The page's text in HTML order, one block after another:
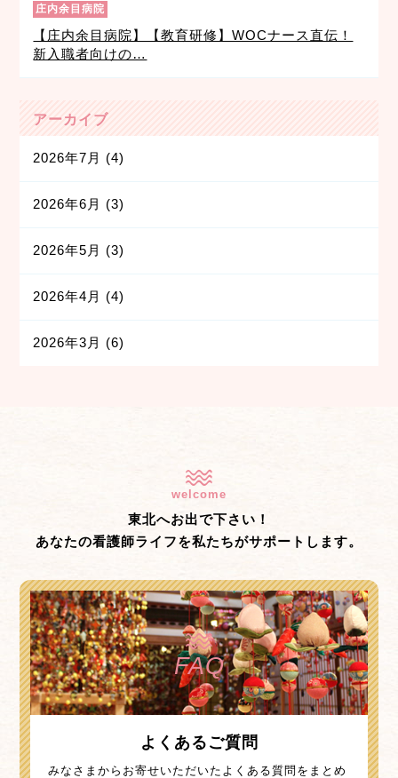
庄内余目病院
【庄内余目病院】【教育研修】WOCナース直伝！
新入職者向けの…
アーカイブ
2026年7月 (4)
2026年6月 (3)
2026年5月 (3)
2026年4月 (4)
2026年3月 (6)
welcome
東北へお出で下さい！
あなたの看護師ライフを私たちがサポートします。
FAQ
よくあるご質問
みなさまからお寄せいただいたよくある質問をまとめ